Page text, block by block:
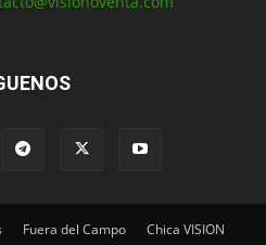
Fuera del Campo Chica VISION